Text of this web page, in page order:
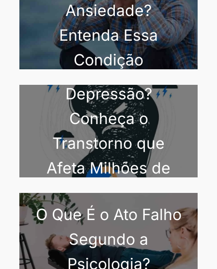
Ansiedade?
Entenda Essa
Condição
O Que É
Depressão?
Conheça o
Transtorno que
Afeta Milhões de
Pessoas
O Que É o Ato Falho
Segundo a
Psicologia?